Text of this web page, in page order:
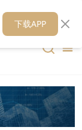
媒体矩阵 财华智库
下载APP